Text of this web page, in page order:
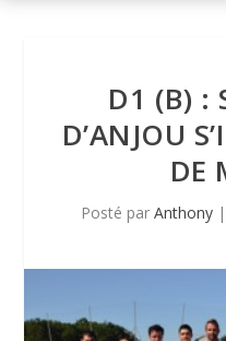
D1 (B) :
D’ANJOU
DE
Posté par Anthony|